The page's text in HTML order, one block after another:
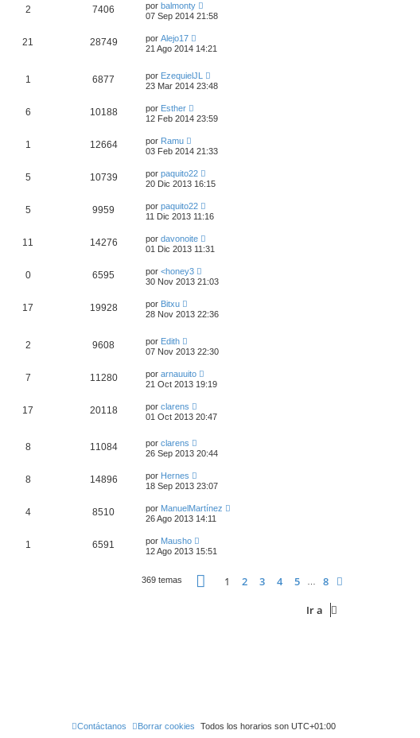
2 7406 por balmonty
07 Sep 2014 21:58
21 28749 por Alejo17
21 Ago 2014 14:21
1 6877 por EzequielJL
23 Mar 2014 23:48
6 10188 por Esther
12 Feb 2014 23:59
1 12664 por Ramu
03 Feb 2014 21:33
5 10739 por paquito22
20 Dic 2013 16:15
5 9959 por paquito22
11 Dic 2013 11:16
11 14276 por davonoite
01 Dic 2013 11:31
0 6595 por <honey3
30 Nov 2013 21:03
17 19928 por Bitxu
28 Nov 2013 22:36
2 9608 por Edith
07 Nov 2013 22:30
7 11280 por arnauuito
21 Oct 2013 19:19
17 20118 por clarens
01 Oct 2013 20:47
8 11084 por clarens
26 Sep 2013 20:44
8 14896 por Hernes
18 Sep 2013 23:07
4 8510 por ManuelMartínez
26 Ago 2013 14:11
1 6591 por Mausho
12 Ago 2013 15:51
369 temas Página1 de
1 2 3 4 5 8
Ir a
Todos los horarios son UTC+01:00
Borrar cookies
Contáctanos